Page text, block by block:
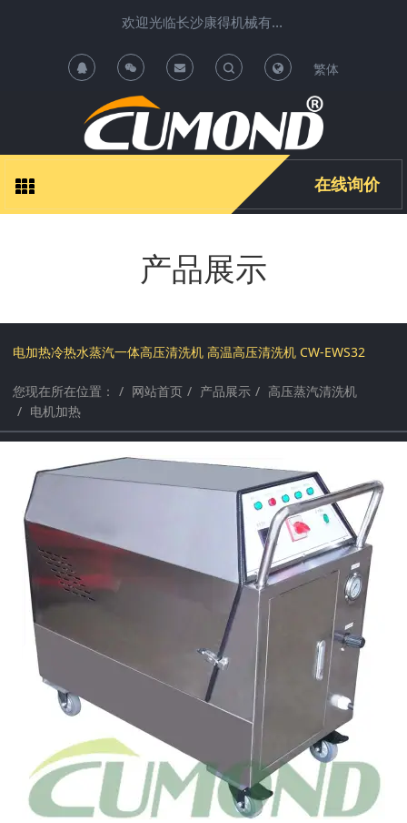
欢迎光临长沙康得机械有限公司清洗机项目运营中心 !
T
o
g
g
l
S
e
a
h
T
o
g
g
S
e
a
r
c
h
繁体
在线询价
产品展示
电加热冷热水蒸汽一体高压清洗机 高温高压清洗机 CW-EWS32
您现在所在位置： 网站首页 产品展示
高压蒸汽清洗机
电机加热